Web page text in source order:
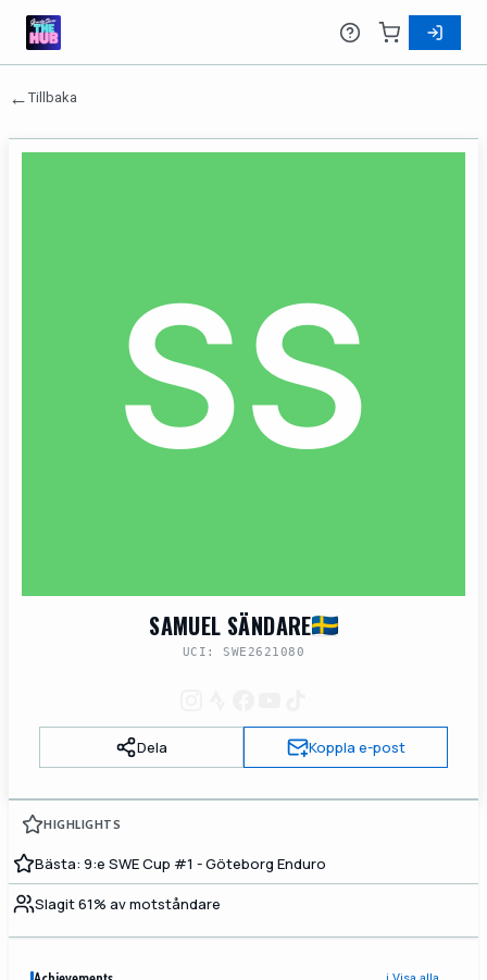
←Tillbaka
SAMUEL SÄNDARE
UCI: SWE2621080
Dela Koppla e-post
HIGHLIGHTS
Bästa: 9:e SWE Cup #1 - Göteborg Enduro
Slagit 61% av motståndare